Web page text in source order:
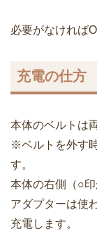
必要がなければ
充電の仕方
本体のベルトは
※ベルトを外す
す。
本体の右側（○
アダプターは使
充電します。